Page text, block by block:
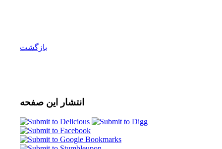
بازگشت
انتشار این صفحه